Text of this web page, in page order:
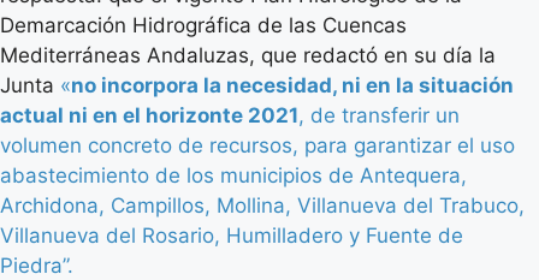
Demarcación Hidrográfica de las Cuencas
Mediterráneas Andaluzas, que redactó en su día la
Junta «no incorpora la necesidad, ni en la situación
actual ni en el horizonte 2021, de transferir un
volumen concreto de recursos, para garantizar el uso
abastecimiento de los municipios de Antequera,
Archidona, Campillos, Mollina, Villanueva del Trabuco,
Villanueva del Rosario, Humilladero y Fuente de
Piedra”.